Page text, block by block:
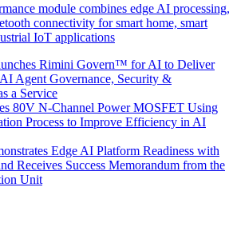
module combines edge AI processing,
connectivity for smart home, smart
IoT applications
Rimini Govern™ for AI to Deliver
Agent Governance, Security &
a Service
80V N-Channel Power MOSFET Using
Process to Improve Efficiency in AI
Edge AI Platform Readiness with
Receives Success Memorandum from the
Unit